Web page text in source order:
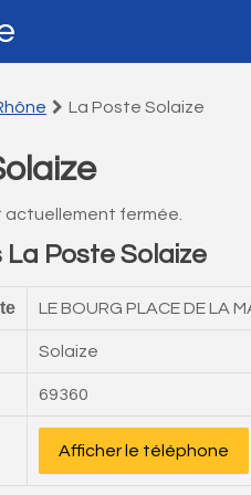
La Poste Solaize
actuellement fermée.
Poste Solaize
LE BOURG PLACE DE LA
Solaize
69360
Afficher le téléphone